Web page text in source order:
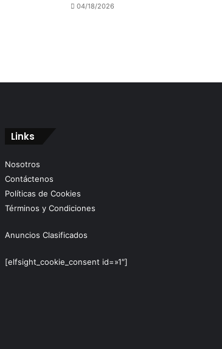
04/18/2026
Links
Nosotros
Contáctenos
Políticas de Cookies
Términos y Condiciones
Anuncios Clasificados
[elfsight_cookie_consent id=»1″]